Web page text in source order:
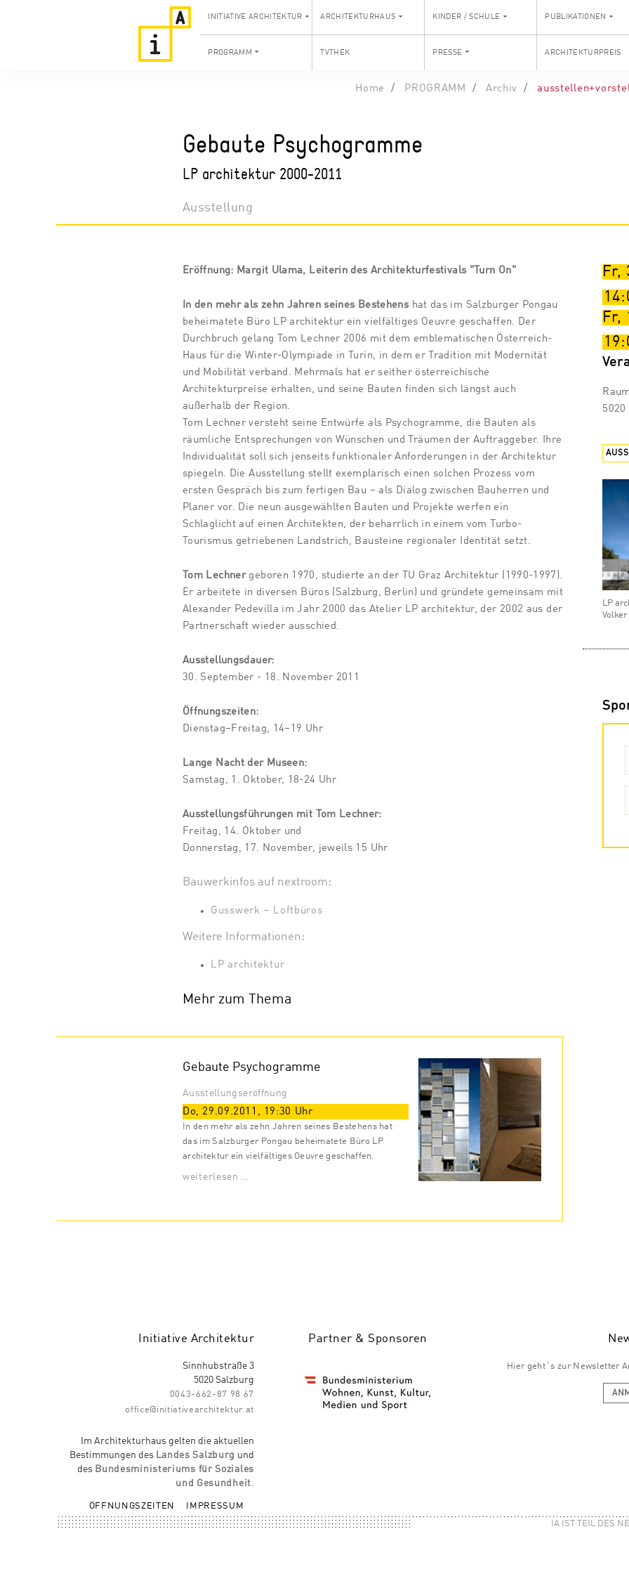
INITIATIVE ARCHITEKTUR ARCHITEKTURHAUS KINDER / SCHULE PUBLIKATIONEN
PROGRAMM TVTHEK PRESSE ARCHITEKTURPREIS
Home PROGRAMM Archiv
Gebaute Psychogramme
LP architektur 2000-2011
Ausstellung
Fr,
Fr,
LP
Eröffnung: Margit Ulama, Leiterin des Architekturfestivals "Turn On"
In den mehr als zehn Jahren seines Bestehenshat das im Salzburger Pongau
beheimatete Büro LP architektur ein vielfältiges Oeuvre geschaffen. Der
Durchbruch gelang Tom Lechner 2006 mit dem emblematischen Österreich-
Haus für die Winter-Olympiade in Turin, in dem er Tradition mit Modernität
und Mobilität verband. Mehrmals hat er seither österreichische
Architekturpreise erhalten, und seine Bauten finden sich längst auch
außerhalb der Region.
Tom Lechner versteht seine Entwürfe als Psychogramme, die Bauten als
räumliche Entsprechungen von Wünschen und Träumen der Auftraggeber. Ihre
Individualität soll sich jenseits funktionaler Anforderungen in der Architektur
spiegeln. Die Ausstellung stellt exemplarisch einen solchen Prozess vom
ersten Gespräch bis zum fertigen Bau – als Dialog zwischen Bauherren und
Planer vor. Die neun ausgewählten Bauten und Projekte werfen ein
Schlaglicht auf einen Architekten, der beharrlich in einem vom Turbo-
Tourismus getriebenen Landstrich, Bausteine regionaler Identität setzt.
Tom Lechnergeboren 1970, studierte an der TU Graz Architektur (1990-1997).
Er arbeitete in diversen Büros (Salzburg, Berlin) und gründete gemeinsam mit
Alexander Pedevilla im Jahr 2000 das Atelier LP architektur, der 2002 aus der
Partnerschaft wieder ausschied.
Ausstellungsdauer:
30. September - 18. November 2011
Öffnungszeiten:
Dienstag–Freitag, 14–19 Uhr
Lange Nacht der Museen:
Samstag, 1. Oktober, 18-24 Uhr
Ausstellungsführungen mit Tom Lechner:
Freitag, 14. Oktober und
Donnerstag, 17. November, jeweils 15 Uhr
Bauwerkinfos auf nextroom:
Gusswerk – Loftbüros
Weitere Informationen:
LP architektur
Mehr zum Thema
Gebaute Psychogramme
Ausstellungseröffnung
Do, 29.09.2011 , 19:30 Uhr
In den mehr als zehn Jahren seines Bestehens hat
das im Salzburger Pongau beheimatete Büro LP
architektur ein vielfältiges Oeuvre geschaffen.
weiterlesen …
Initiative Architektur
Sinnhubstraße 3
5020 Salzburg
0043-662-87 98 67
office@initiativearchitektur.at
Im Architekturhaus gelten die aktuellen
Bestimmungen des Landes Salzburg und
des Bundesministeriums für Soziales
und Gesundheit.
Partner & Sponsoren
Hier geht´s zur Newsletter
ÖFFNUNGSZEITEN
IMPRESSUM
IA IST TEIL DES